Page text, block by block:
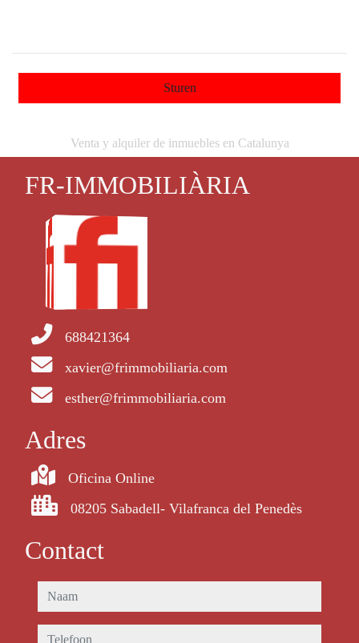
Sturen
Venta y alquiler de inmuebles en Catalunya
FR-IMMOBILIÀRIA
688421364
xavier@frimmobiliaria.com
esther@frimmobiliaria.com
Adres
Oficina Online
08205 Sabadell- Vilafranca del Penedès
Contact
naam
telefoon